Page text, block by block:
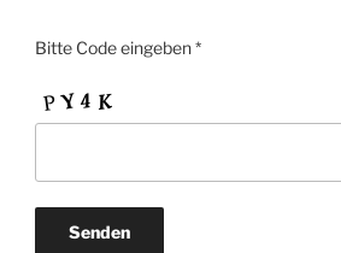
Bitte Code eingeben *